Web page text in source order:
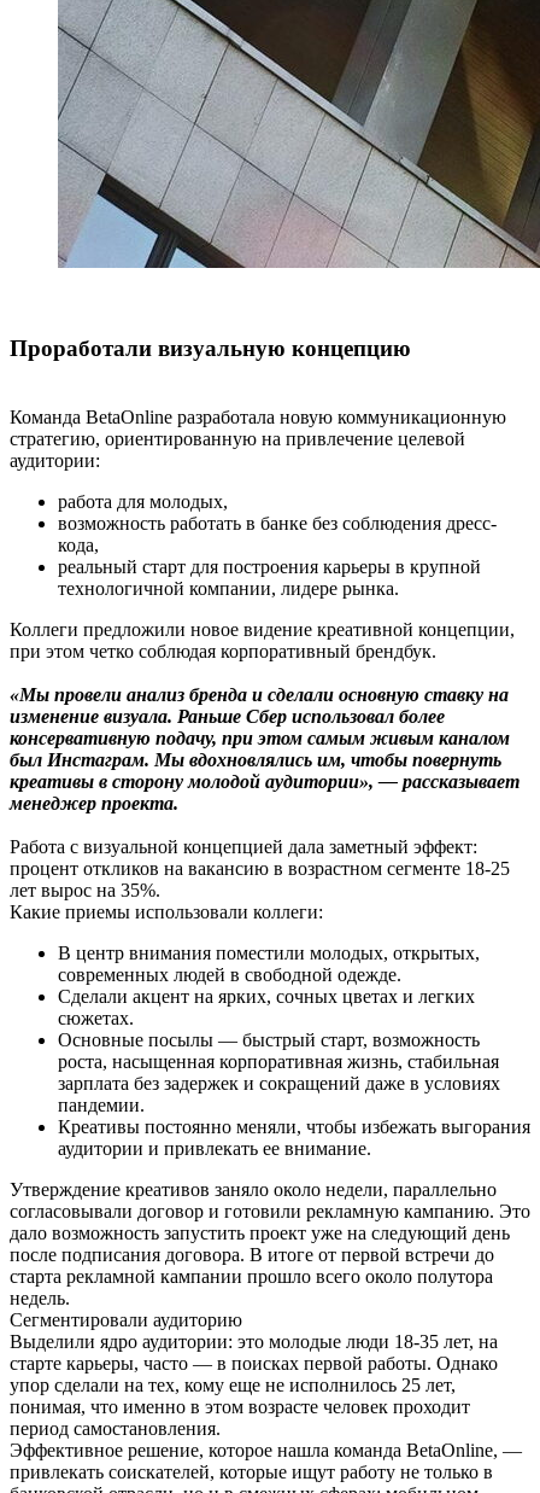
Проработали визуальную концепцию
Команда BetaOnline разработала новую коммуникационную
стратегию, ориентированную на привлечение целевой
аудитории:
работа для молодых,
возможность работать в банке без соблюдения дресс-
кода,
реальный старт для построения карьеры в крупной
технологичной компании, лидере рынка.
Коллеги предложили новое видение креативной концепции,
при этом четко соблюдая корпоративный брендбук.
«Мы провели анализ бренда и сделали основную ставку на
изменение визуала. Раньше Сбер использовал более
консервативную подачу, при этом самым живым каналом
был Инстаграм. Мы вдохновлялись им, чтобы повернуть
креативы в сторону молодой аудитории», — рассказывает
менеджер проекта.
Работа с визуальной концепцией дала заметный эффект:
процент откликов на вакансию в возрастном сегменте 18-25
лет вырос на 35%.
Какие приемы использовали коллеги:
В центр внимания поместили молодых, открытых,
современных людей в свободной одежде.
Сделали акцент на ярких, сочных цветах и легких
сюжетах.
Основные посылы — быстрый старт, возможность
роста, насыщенная корпоративная жизнь, стабильная
зарплата без задержек и сокращений даже в условиях
пандемии.
Креативы постоянно меняли, чтобы избежать выгорания
аудитории и привлекать ее внимание.
Утверждение креативов заняло около недели, параллельно
согласовывали договор и готовили рекламную кампанию. Это
дало возможность запустить проект уже на следующий день
после подписания договора. В итоге от первой встречи до
старта рекламной кампании прошло всего около полутора
недель.
Сегментировали аудиторию
Выделили ядро аудитории: это молодые люди 18-35 лет, на
старте карьеры, часто — в поисках первой работы. Однако
упор сделали на тех, кому еще не исполнилось 25 лет,
понимая, что именно в этом возрасте человек проходит
период самостановления.
Эффективное решение, которое нашла команда BetaOnline, —
привлекать соискателей, которые ищут работу не только в